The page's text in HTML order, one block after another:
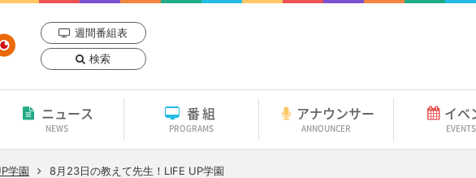
週間番組表
検索
ニュース
NEWS
番組
PROGRAMS
アナウンサー
ANNOUNCER
イベ
EVENTS
学園 8月23日の教えて先生！LIFE UP学園